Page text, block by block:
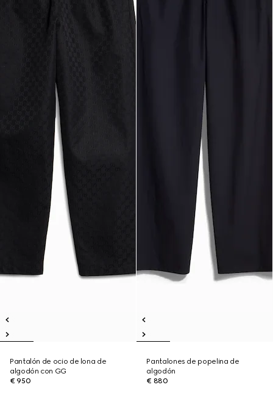
Pantalón de ocio de lona de
algodón con GG
€ 950
Pantalones de popelina de
algodón
€ 880